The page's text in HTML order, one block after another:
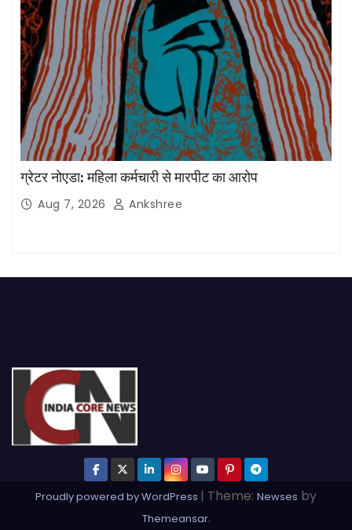
ग्रेटर नोएडा: महिला कर्मचारी से मारपीट का आरोप
Aug 7, 2026 Ankshree
Proudly powered by WordPress | Theme: Newses by
Themeansar.